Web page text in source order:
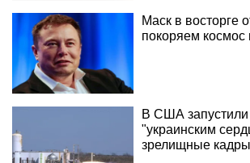
Маск в восторге
покоряем космос
В США запустили
"украинским
зрелищные